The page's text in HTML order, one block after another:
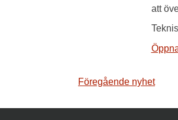
att
Föregående nyhet